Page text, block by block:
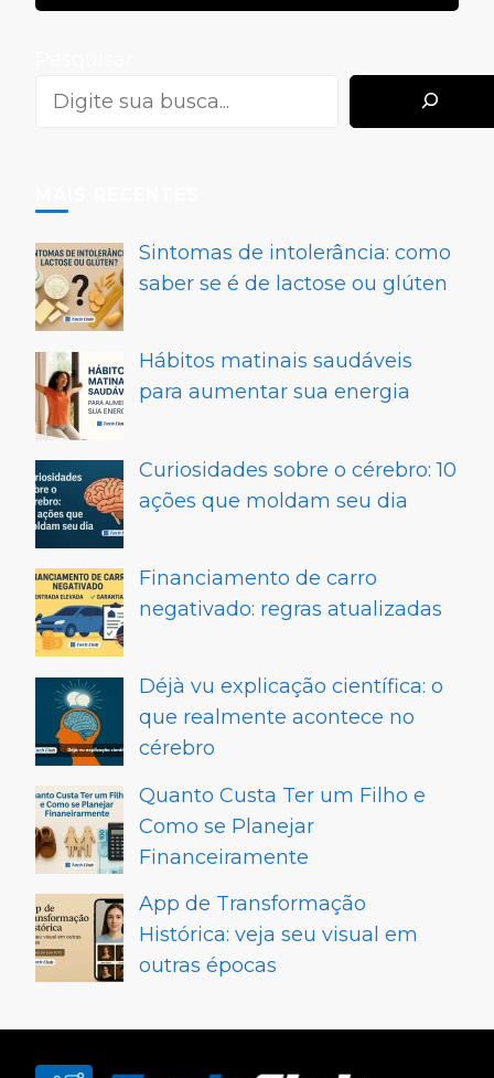
Sintomas de intolerância: como
saber se é de lactose ou glúten
Hábitos matinais saudáveis
para aumentar sua energia
Curiosidades sobre o cérebro: 10
ações que moldam seu dia
Financiamento de carro
negativado: regras atualizadas
Déjà vu explicação científica: o
que realmente acontece no
cérebro
Quanto Custa Ter um Filho e
Como se Planejar
Financeiramente
App de Transformação
Histórica: veja seu visual em
outras épocas